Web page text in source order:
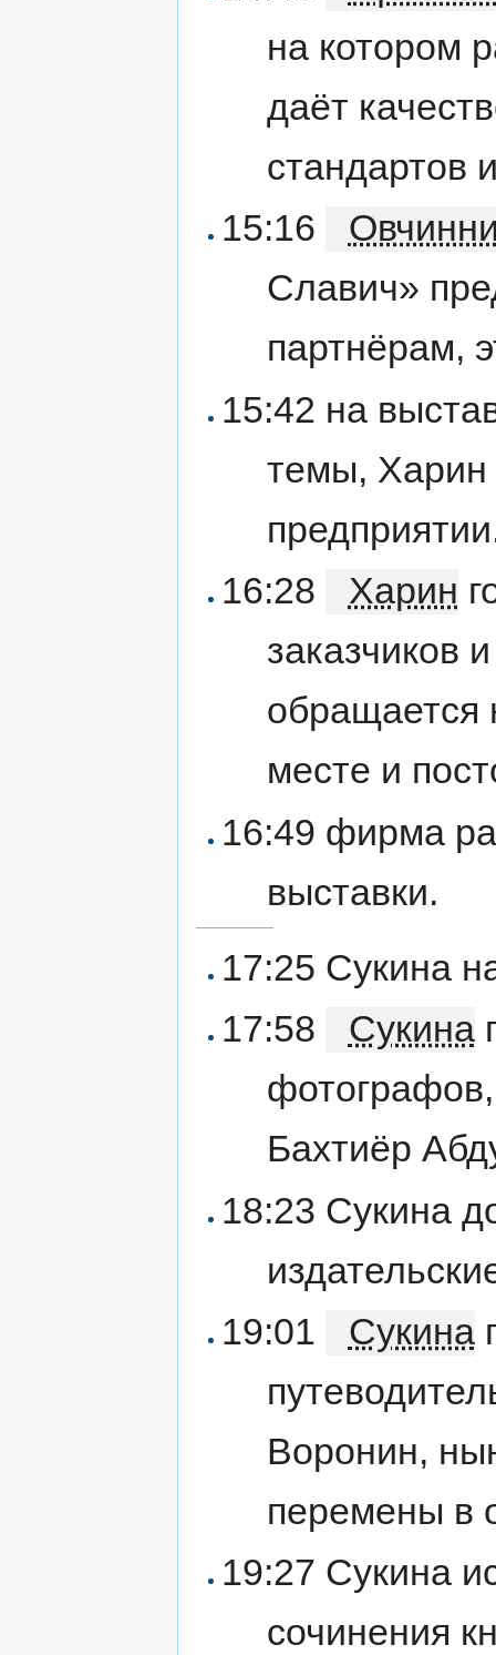
на котором
даёт
стандартов
15:16
Славич»
партнёрам,
15:42 на
темы, Харин
16:28
Харин
заказчиков
обращается
месте и
16:49 фирма
выставки.
17:25 Сукина
17:58
Сукина
Бахтиёр
18:23 Сукина
19:01
Сукина
Воронин,
перемены в
19:27 Сукина
сочинения